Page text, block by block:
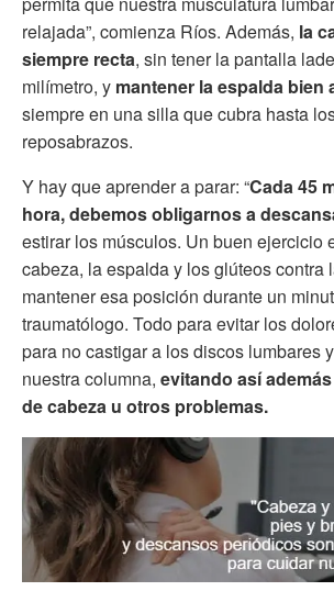
relajada”, comienza Ríos. Además, la
siempre recta, sin tener la pantalla
milímetro, y mantener la espalda bien
siempre en una silla que cubra hasta
reposabrazos.
Y hay que aprender a parar: “Cada 45
hora, debemos obligarnos a
estirar los músculos. Un buen ejercicio
cabeza, la espalda y los glúteos contra
mantener esa posición durante un
traumatólogo. Todo para evitar los
para no castigar a los discos lumbares
nuestra columna, evitando así
de cabeza u otros problemas.